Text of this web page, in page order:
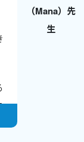
えることが楽
励みになって
ことがわかる
ます。
（Mana）先
生